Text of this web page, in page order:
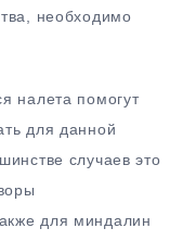
необходимо
налета помогут
для данной
случаев это
для миндалин